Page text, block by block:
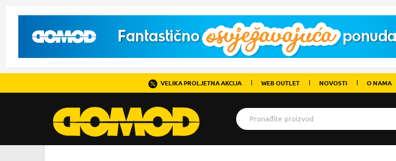
VELIKA PROLJETNA AKCIJA WEB OUTLET NOVOSTI O NAMA